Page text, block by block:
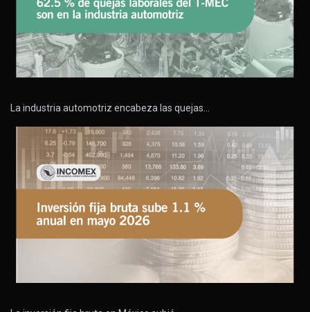
La industria automotriz encabeza las quejas…